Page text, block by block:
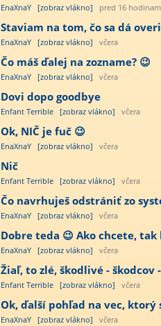
EnaXnaY [zobraz vlákno] pred 16
Staviam na tom, čo sa dá
EnaXnaY [zobraz vlákno] včera
Čo máš ďalej na zozname? 😉
EnaXnaY [zobraz vlákno] včera
Dovi dopo goodbye
Enfant Terrible [zobraz vlákno] včera
Ok, NIČ je fuč 😉
EnaXnaY [zobraz vlákno] včera
Nič
Enfant Terrible [zobraz vlákno] včera
Čo navrhuješ odstrániť zo
EnaXnaY [zobraz vlákno] včera
Dobre teda 😉 Ako chcete,
EnaXnaY [zobraz vlákno] včera
Žiaľ, to zlé, škodlivé -
Enfant Terrible [zobraz vlákno] včera
Ok, ďalší pohľad na vec, ktorý
EnaXnaY [zobraz vlákno] včera